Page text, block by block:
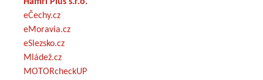
eČechy.cz
eMoravia.cz
eSlezsko.cz
Mládež.cz
MOTORcheckUP